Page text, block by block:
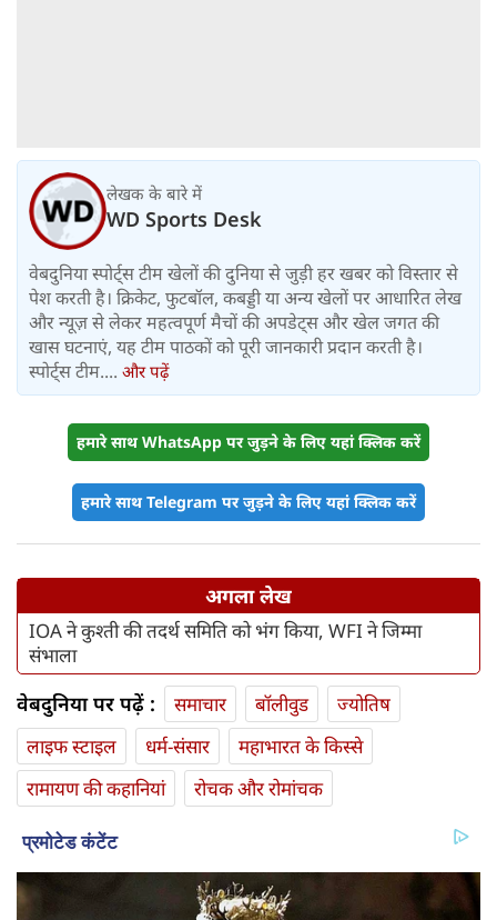
लेखक के बारे में
WD Sports Desk
वेबदुनिया स्पोर्ट्स टीम खेलों की दुनिया से जुड़ी हर खबर को विस्तार से
पेश करती है। क्रिकेट, फुटबॉल, कबड्डी या अन्य खेलों पर आधारित लेख
और न्यूज़ से लेकर महत्वपूर्ण मैचों की अपडेट्स और खेल जगत की
खास घटनाएं, यह टीम पाठकों को पूरी जानकारी प्रदान करती है।
स्पोर्ट्स टीम.... और पढ़ें
हमारे साथ WhatsApp पर जुड़ने के लिए यहां क्लिक करें
हमारे साथ Telegram पर जुड़ने के लिए यहां क्लिक करें
अगला लेख
IOA ने कुश्ती की तदर्थ समिति को भंग किया, WFI ने जिम्मा
संभाला
वेबदुनिया पर पढ़ें : समाचार बॉलीवुड
ज्योतिष
लाइफ स्‍टाइल
धर्म-संसार
महाभारत के किस्से
रामायण की कहानियां
रोचक और रोमांचक